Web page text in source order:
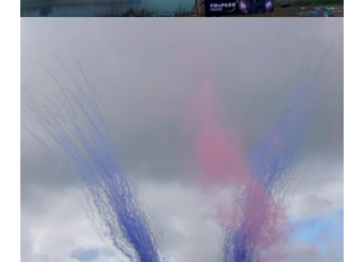
OHŇOSTROJNÝ... OHŇOSTROJNÝ... TICHÝ...